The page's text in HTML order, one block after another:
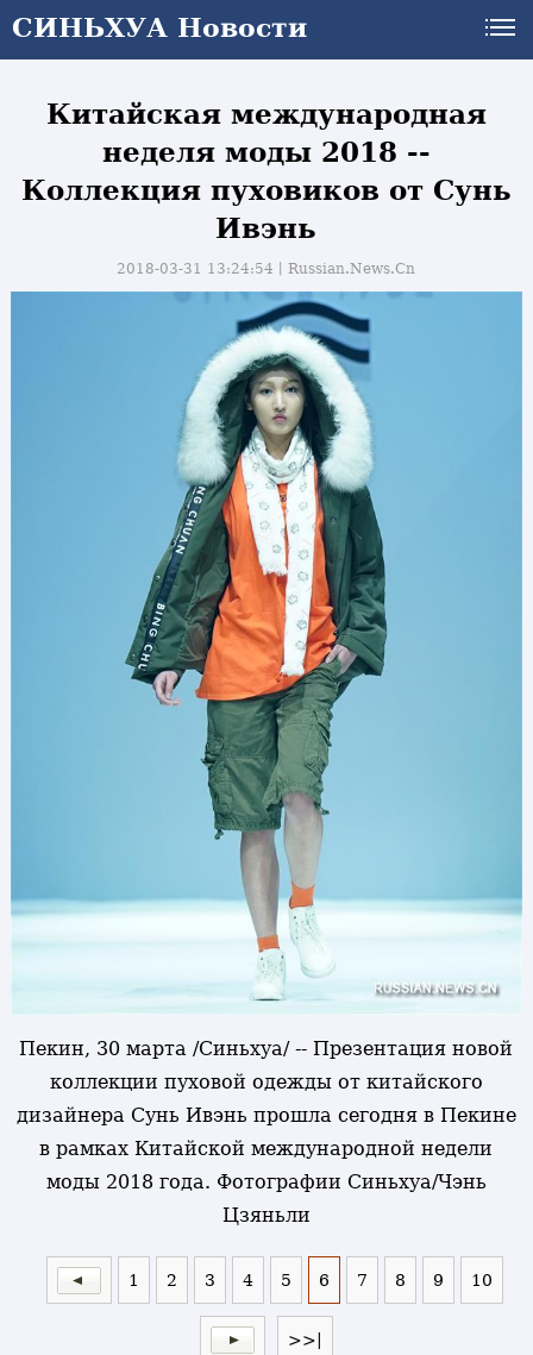
СИНЬХУА Новости
Китайская международная
неделя моды 2018 --
Коллекция пуховиков от Сунь
Ивэнь
2018-03-31 13:24:54丨Russian.News.Cn
Пекин, 30 марта /Синьхуа/ -- Презентация новой
коллекции пуховой одежды от китайского
дизайнера Сунь Ивэнь прошла сегодня в Пекине
в рамках Китайской международной недели
моды 2018 года. Фотографии Синьхуа/Чэнь
Цзяньли
1 2 3 4 5 6 7 8 9 10
>>|